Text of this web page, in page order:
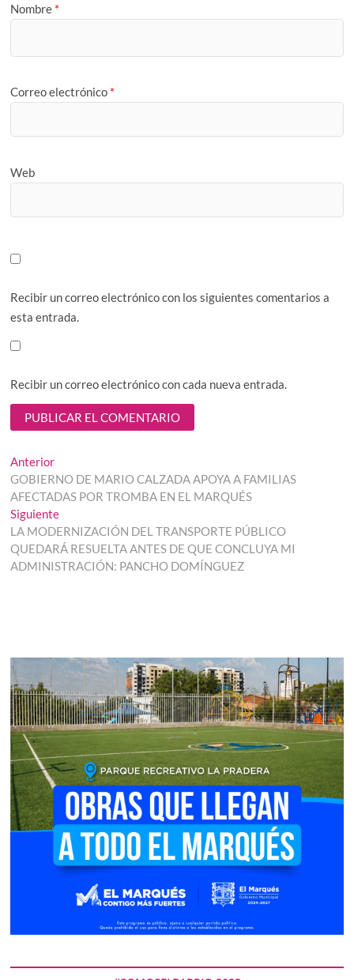
Nombre *
Correo electrónico *
Web
Recibir un correo electrónico con los siguientes comentarios a
esta entrada.
Recibir un correo electrónico con cada nueva entrada.
Navegación
de
entradas
AnteriorEntrada
anterior:
GOBIERNO DE MARIO CALZADA APOYA A FAMILIAS
AFECTADAS POR TROMBA EN EL MARQUÉS
SiguienteEntrada
siguiente:
LA MODERNIZACIÓN DEL TRANSPORTE PÚBLICO
QUEDARÁ RESUELTA ANTES DE QUE CONCLUYA MI
ADMINISTRACIÓN: PANCHO DOMÍNGUEZ